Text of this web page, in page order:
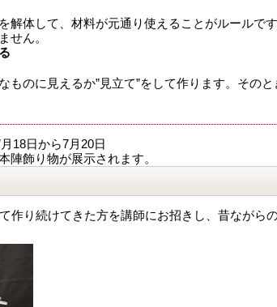
解体して、材料が元通り使えることがルールで
せん。
ものに見えるか”見立て”をして作ります。その
18日から7月20日
陣飾り物が展示されます。
作り続けてきた方を講師にお招きし、昔ながら